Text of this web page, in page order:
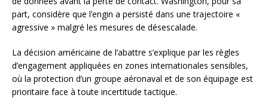
part, considère que l’engin a persisté dans une trajectoire «
agressive » malgré les mesures de désescalade.
La décision américaine de l’abattre s’explique par les règles
d’engagement appliquées en zones internationales sensibles,
où la protection d’un groupe aéronaval et de son équipage est
prioritaire face à toute incertitude tactique.